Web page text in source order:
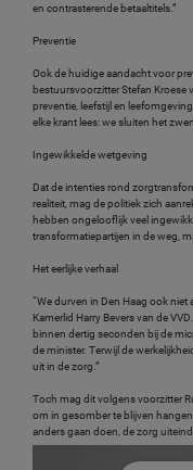
en contrasterende betaaltitels.”
Preventie
Ook de huidige aandacht voor
bestuursvoorzitter Stefan
preventie, leefstijl en
elke krant lees: we sluiten het
Ingewikkelde wetgeving
Dat de intenties rond
realiteit, mag de politiek zich
hebben ongelooflijk veel
transformatiepartijen in de weg,
Het eerlijke verhaal
“We durven in Den Haag ook niet
Kamerlid Harry Bevers van de
binnen dertig seconden bij de
de minister. Terwijl de
uit in de zorg.”
Toch mag dit volgens voorzitter
om in gesomber te blijven
anders gaan doen, de zorg